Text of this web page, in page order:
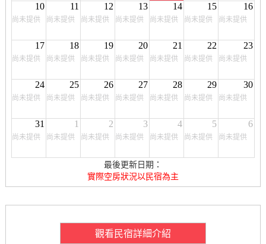
10
尚未提供
11
尚未提供
12
尚未提供
13
尚未提供
14
尚未提供
15
尚未提供
16
尚未提供
17
尚未提供
18
尚未提供
19
尚未提供
20
尚未提供
21
尚未提供
22
尚未提供
23
尚未提供
24
尚未提供
25
尚未提供
26
尚未提供
27
尚未提供
28
尚未提供
29
尚未提供
30
尚未提供
31
尚未提供
1
尚未提供
2
尚未提供
3
尚未提供
4
尚未提供
5
尚未提供
6
尚未提供
最後更新日期：
實際空房狀況以民宿為主
觀看民宿詳細介紹